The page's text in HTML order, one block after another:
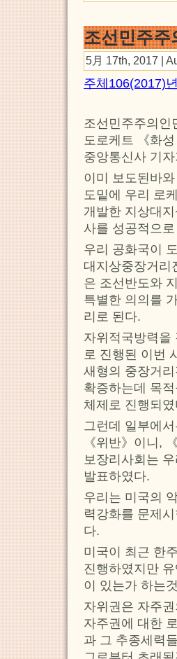
조선민주주
5月 17th, 2017 |
주체106(2017)
조선민주주의인
도로케트 《화
중앙통신사 기
이미 보도된바
도밑에 우리 로
개발한 지상대
사를 성공적으
우리 공화국이
대지상중장거리
은 조선반도와
특별한 의의를
리로 된다.
자위적국방력을
로 진행된 이번
새형의 중장거
확증하는데 목
체제로 진행되였
그런데 일부에
《위반》이니,
보장리사회는
발표하였다.
우리는 미국의
력강화를 문제
다.
미국이 최근 한
진행하였지만
이 있는가 하는
자위권은 자주
자주권에 대한
과 그 추종세력